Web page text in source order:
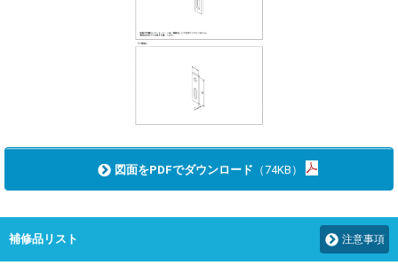
図面をPDFでダウンロード （74KB）
補修品リスト 注意事項